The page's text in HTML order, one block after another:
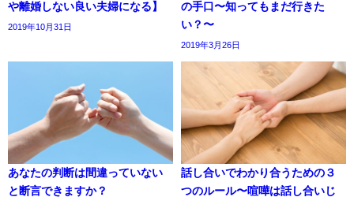
や離婚しない良い夫婦になる】
2019年10月31日
の手口〜知ってもまだ行きた
い？〜
2019年3月26日
あなたの判断は間違っていない
と断言できますか？
話し合いでわかり合うための３
つのルール〜喧嘩は話し合いじ